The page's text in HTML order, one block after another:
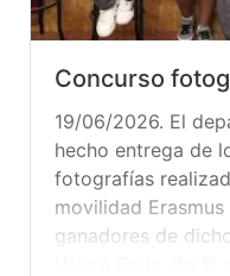
Concurso
19/06/2026. El
hecho entrega de
fotografías
movilidad
ganadores de